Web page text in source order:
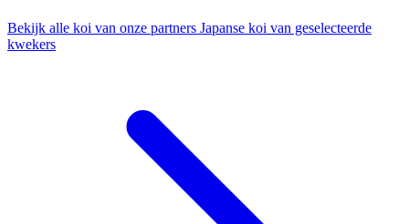
Bekijk alle koi van onze partners Japanse koi van geselecteerde
kwekers